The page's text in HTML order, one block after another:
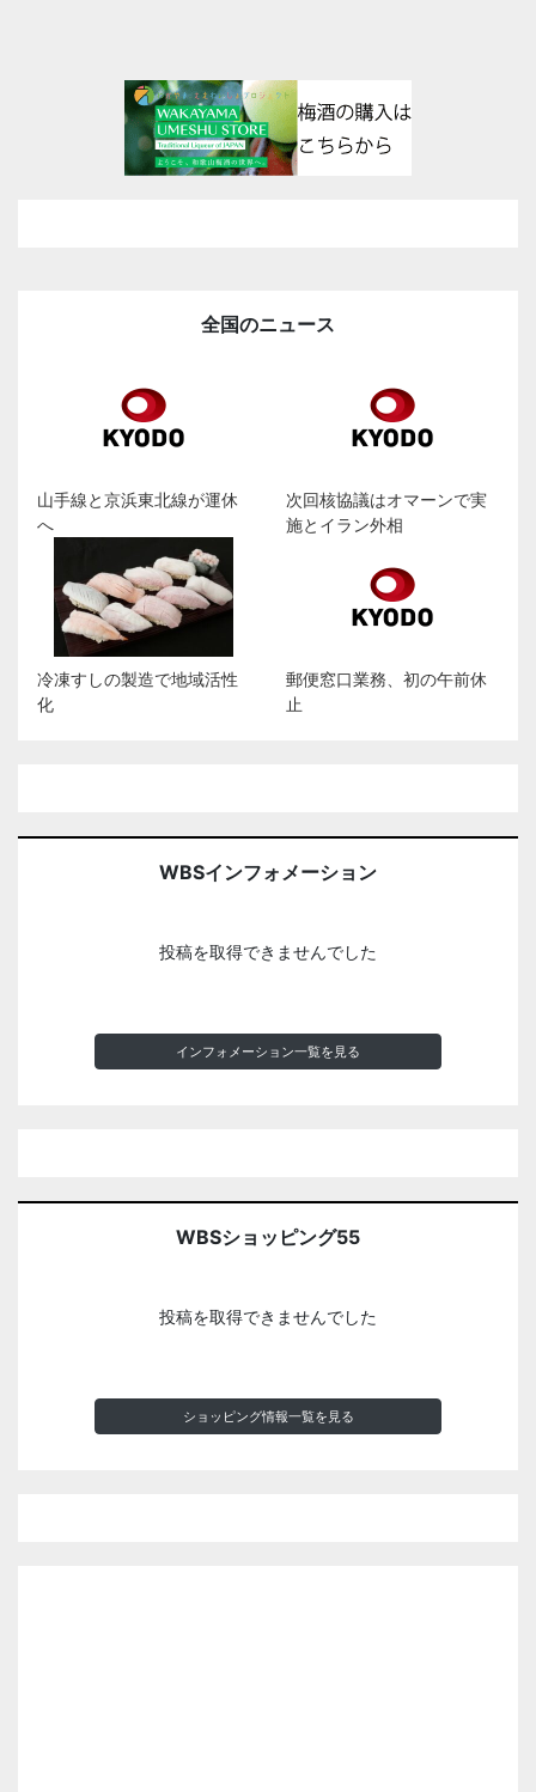
全国のニュース
山手線と京浜東北線が運休
へ
次回核協議はオマーンで実
施とイラン外相
冷凍すしの製造で地域活性
化
郵便窓口業務、初の午前休
止
WBSインフォメーション
投稿を取得できませんでした
インフォメーション一覧を見る
WBSショッピング55
投稿を取得できませんでした
ショッピング情報一覧を見る